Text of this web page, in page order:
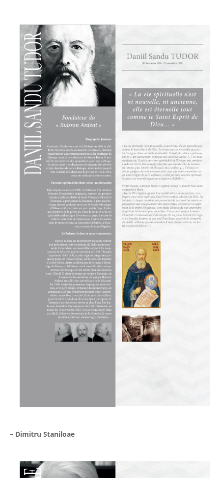
– Dimitru Staniloae